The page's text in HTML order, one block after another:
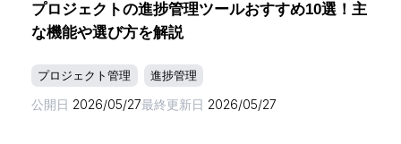
プロジェクトの進捗管理ツールおすすめ10選！主
な機能や選び方を解説
プロジェクト管理 進捗管理
公開日 2026/05/27最終更新日 2026/05/27